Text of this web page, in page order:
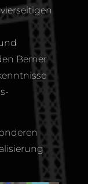
Berner